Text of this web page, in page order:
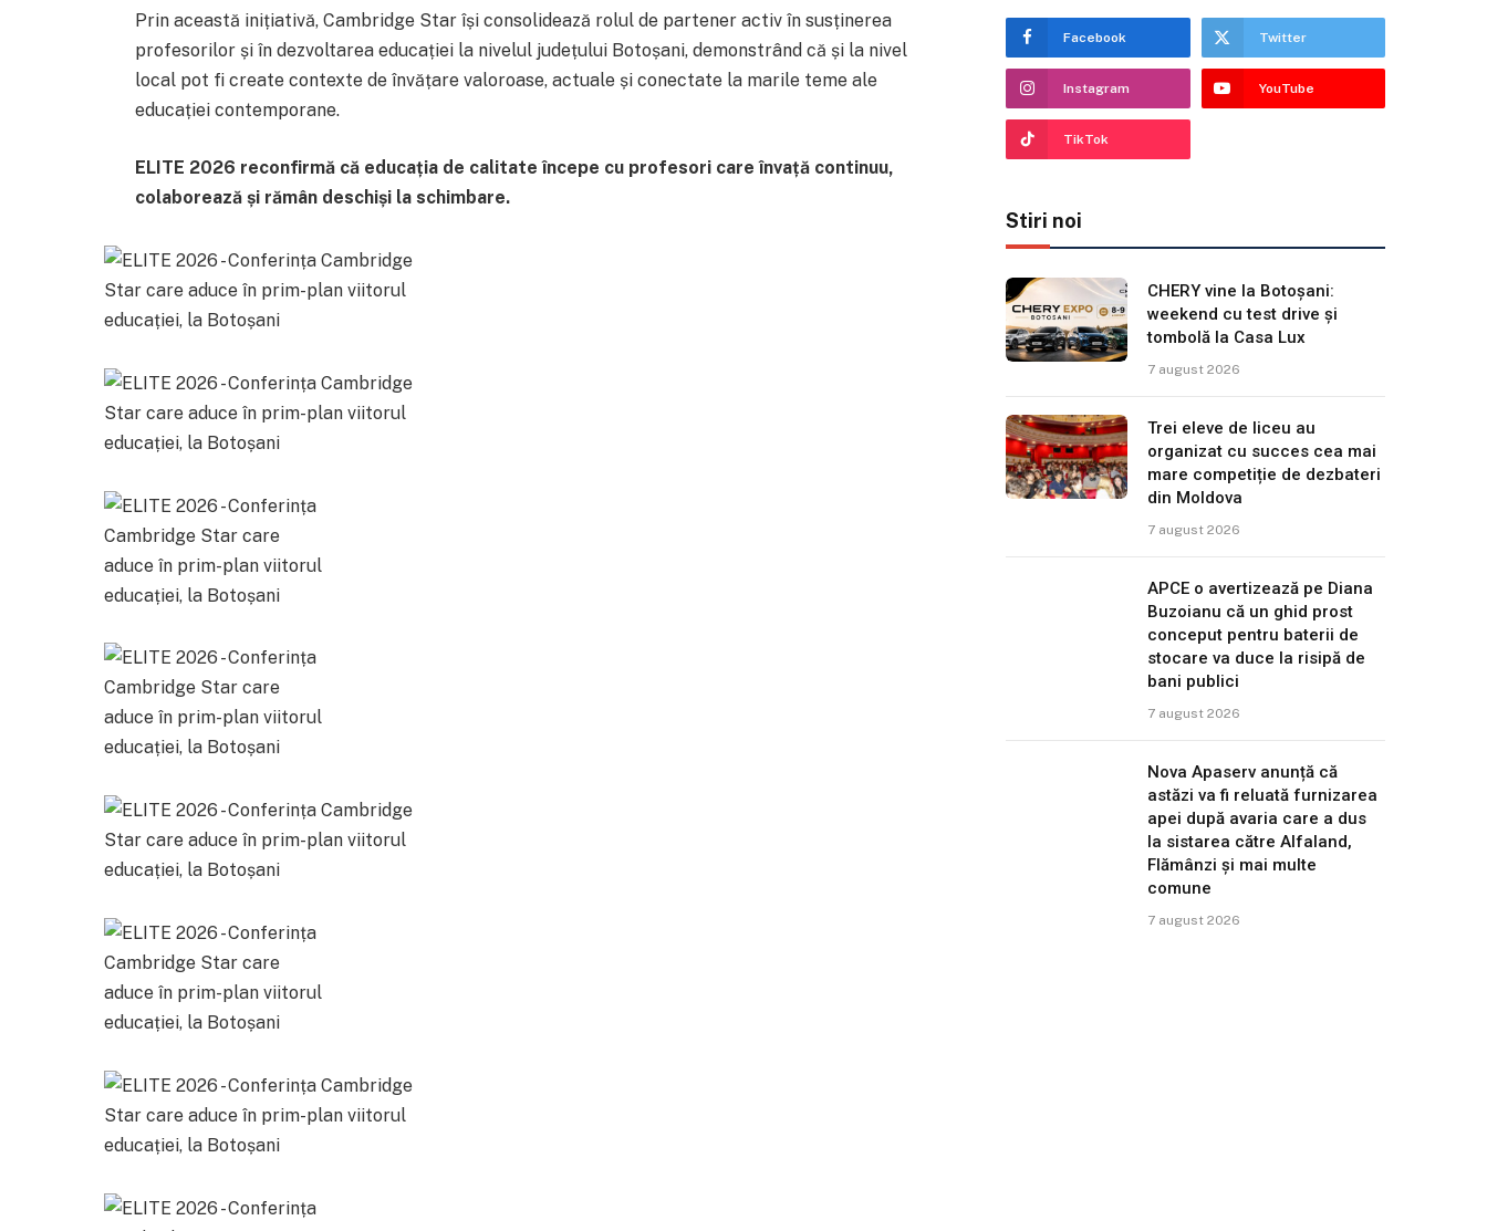
Prin această inițiativă, Cambridge Star își consolidează rolul de partener activ în susținerea
profesorilor și în dezvoltarea educației la nivelul județului Botoșani, demonstrând că și la nivel
local pot fi create contexte de învățare valoroase, actuale și conectate la marile teme ale
educației contemporane.
ELITE 2026 reconfirmă că educația de calitate începe cu profesori care învață continuu,
colaborează și rămân deschiși la schimbare.
Facebook Twitter
Instagram YouTube
TikTok
Stiri noi
CHERY vine la Botoșani:
weekend cu test drive și
tombolă la Casa Lux
7 august 2026
Trei eleve de liceu au
organizat cu succes cea mai
mare competiție de dezbateri
din Moldova
7 august 2026
APCE o avertizează pe Diana
Buzoianu că un ghid prost
conceput pentru baterii de
stocare va duce la risipă de
bani publici
7 august 2026
Nova Apaserv anunță că
astăzi va fi reluată furnizarea
apei după avaria care a dus
la sistarea către Alfaland,
Flămânzi și mai multe
comune
7 august 2026